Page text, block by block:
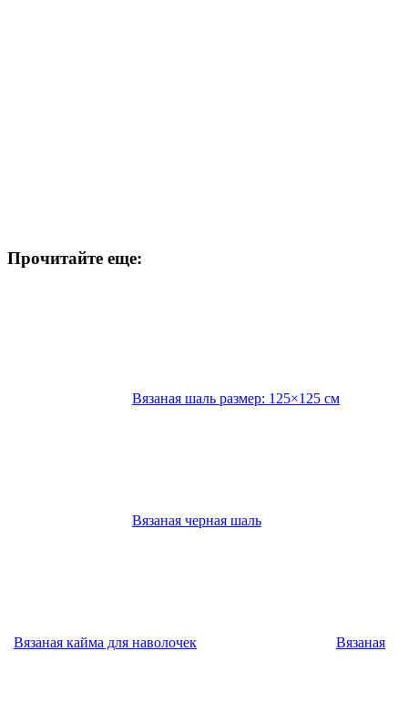
Прочитайте еще:
Вязаная шаль размер: 125×125 см
Вязаная черная шаль
Вязаная кайма для наволочек Вязаная